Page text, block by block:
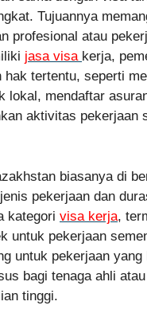
Tujuannya
profesional atau
jasa visa kerja,
hak tertentu, seperti
lokal, mendaftar
aktivitas pekerjaan
biasanya di
pekerjaan dan
kategori visa kerja,
untuk pekerjaan
untuk pekerjaan yang
bagi tenaga ahli
tinggi.